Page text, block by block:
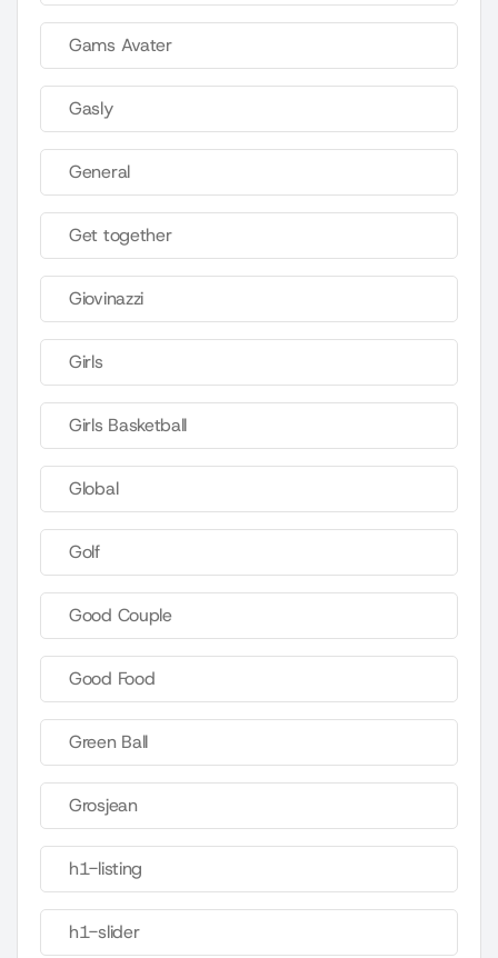
Gams Avater
Gasly
General
Get together
Giovinazzi
Girls
Girls Basketball
Global
Golf
Good Couple
Good Food
Green Ball
Grosjean
h1-listing
h1-slider